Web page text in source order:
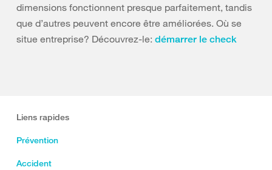
dimensions fonctionnent presque parfaitement, tandis
que d’autres peuvent encore être améliorées. Où se
situe entreprise? Découvrez-le: démarrer le check
Liens rapides
Prévention
Accident